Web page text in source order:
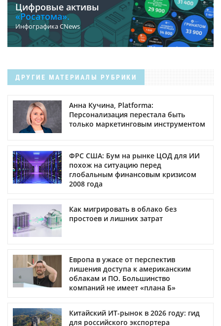
Цифровые активы
«Росатома».
Инфографика CNews
ДРУГИЕ МАТЕРИАЛЫ РУБРИКИ
Анна Кучина, Platforma:
Персонализация перестала быть
только маркетинговым инструментом
ФРС США: Бум на рынке ЦОД для ИИ
похож на ситуацию перед
глобальным финансовым кризисом
2008 года
Как мигрировать в облако без
простоев и лишних затрат
Европа в ужасе от перспектив
лишения доступа к американским
облакам и ПО. Большинство
компаний не имеет «плана Б»
Китайский ИТ-рынок в 2026 году: гид
для российского экспортера